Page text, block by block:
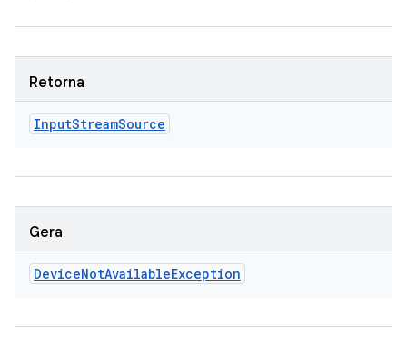
Retorna
InputStreamSource
Gera
DeviceNotAvailableException